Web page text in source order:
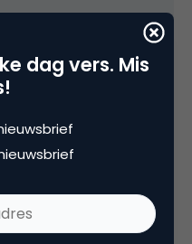
van het Vlaams
gebied van
tegelijkertijd
deze manier van
dag vers. Mis